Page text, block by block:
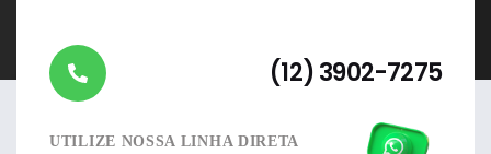
(12) 3902-7275
UTILIZE NOSSA LINHA DIRETA